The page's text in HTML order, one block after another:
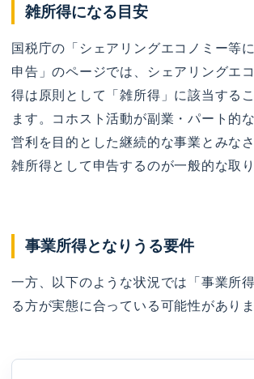
雑所得になる目安
国税庁の「シェアリングエコノミー等
申告」のページでは、シェアリングエ
得は原則として「雑所得」に該当する
ます。コホスト活動が副業・パート的
営利を目的とした継続的な事業とみな
雑所得として申告するのが一般的な取り
事業所得となりうる要件
一方、以下のような状況では「事業所
る方が実態に合っている可能性がありま